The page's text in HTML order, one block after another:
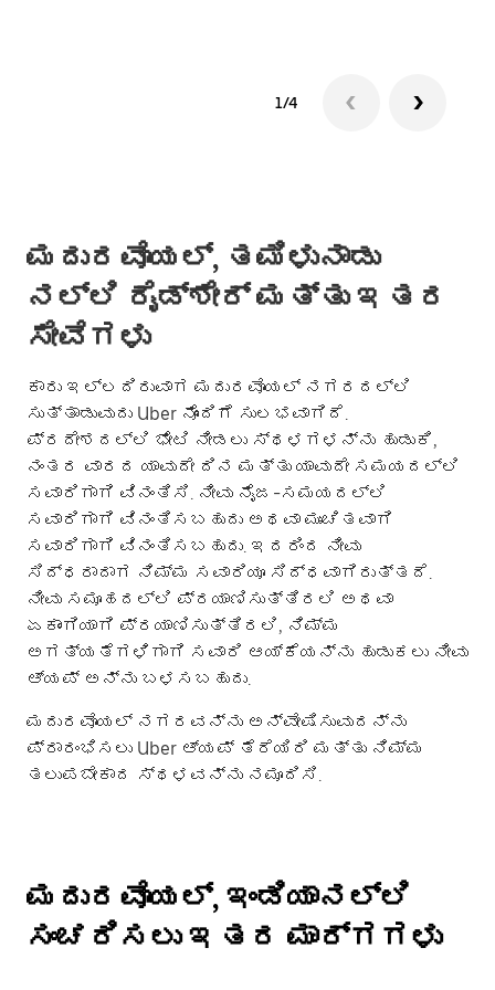
1/4
ಮದುರವೊಯಲ್, ತಮಿಳುನಾಡು
ನಲ್ಲಿ ರೈಡ್‌ಶೇರ್ ಮತ್ತು ಇತರ
ಸೇವೆಗಳು
ಕಾರು ಇಲ್ಲದಿರುವಾಗ ಮದುರವೊಯಲ್ ನಗರದಲ್ಲಿ
ಸುತ್ತಾಡುವುದು Uber ನೊಂದಿಗೆ ಸುಲಭವಾಗಿದೆ.
ಪ್ರದೇಶದಲ್ಲಿ ಭೇಟಿ ನೀಡಲು ಸ್ಥಳಗಳನ್ನು ಹುಡುಕಿ,
ನಂತರ ವಾರದ ಯಾವುದೇ ದಿನ ಮತ್ತು ಯಾವುದೇ ಸಮಯದಲ್ಲಿ
ಸವಾರಿಗಾಗಿ ವಿನಂತಿಸಿ. ನೀವು ನೈಜ-ಸಮಯದಲ್ಲಿ
ಸವಾರಿಗಾಗಿ ವಿನಂತಿಸಬಹುದು ಅಥವಾ ಮುಂಚಿತವಾಗಿ
ಸವಾರಿಗಾಗಿ ವಿನಂತಿಸಬಹುದು. ಇದರಿಂದ ನೀವು
ಸಿದ್ಧರಾದಾಗ ನಿಮ್ಮ ಸವಾರಿಯೂ ಸಿದ್ಧವಾಗಿರುತ್ತದೆ.
ನೀವು ಸಮೂಹದಲ್ಲಿ ಪ್ರಯಾಣಿಸುತ್ತಿರಲಿ ಅಥವಾ
ಏಕಾಂಗಿಯಾಗಿ ಪ್ರಯಾಣಿಸುತ್ತಿರಲಿ, ನಿಮ್ಮ
ಅಗತ್ಯತೆಗಳಿಗಾಗಿ ಸವಾರಿ ಆಯ್ಕೆಯನ್ನು ಹುಡುಕಲು ನೀವು
ಆ್ಯಪ್ ಅನ್ನು ಬಳಸಬಹುದು.
ಮದುರವೊಯಲ್ ನಗರವನ್ನು ಅನ್ವೇಷಿಸುವುದನ್ನು
ಪ್ರಾರಂಭಿಸಲು Uber ಆ್ಯಪ್ ತೆರೆಯಿರಿ ಮತ್ತು ನಿಮ್ಮ
ತಲುಪಬೇಕಾದ ಸ್ಥಳವನ್ನು ನಮೂದಿಸಿ.
ಮದುರವೊಯಲ್, ಇಂಡಿಯಾನಲ್ಲಿ
ಸಂಚರಿಸಲು ಇತರ ಮಾರ್ಗಗಳು